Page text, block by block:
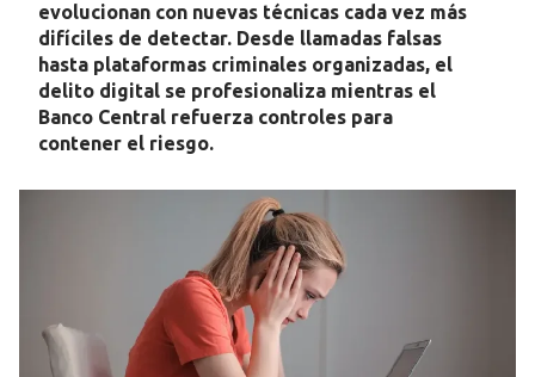
evolucionan con nuevas técnicas cada vez más
difíciles de detectar. Desde llamadas falsas
hasta plataformas criminales organizadas, el
delito digital se profesionaliza mientras el
Banco Central refuerza controles para
contener el riesgo.